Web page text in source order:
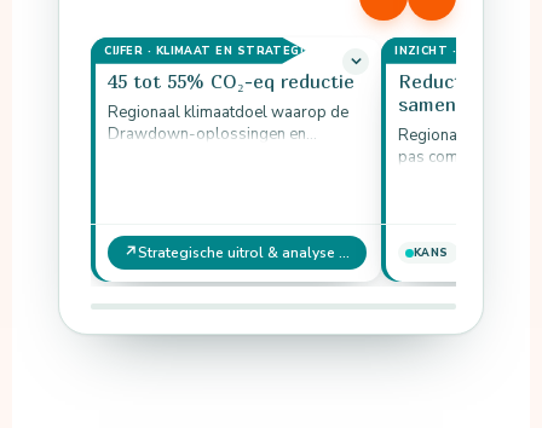
CIJFER · KLIMAAT EN STRATEGIE
45 tot 55% CO₂-eq reductie
Regionaal klimaatdoel waarop de
Drawdown-oplossingen en
↗ Strategische uitrol & analyse klimaatkansen Drawdown
INZICHT · KLIMAAT
Reductie én
samen in beeld
Regionale
pas compleet als
KANS